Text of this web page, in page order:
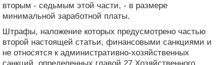
вторым - седьмым этой части, - в размере
минимальной заработной платы.
Штрафы, наложение которых предусмотрено частью
второй настоящей статьи, финансовыми санкциями и
не относятся к административно-хозяйственных
санкций, определенных главой 27 Хозяйственного